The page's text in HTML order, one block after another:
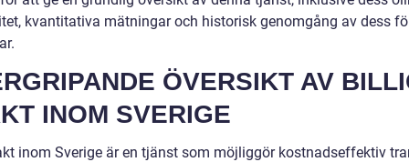
kvantitativa mätningar och historisk genomgång av dess
ÖVERSIKT AV
INOM SVERIGE
inom Sverige är en tjänst som möjliggör kostnadseffektiv